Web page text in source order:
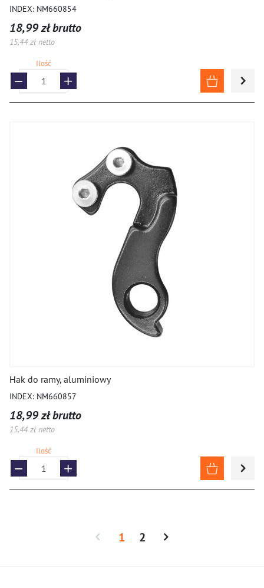
INDEX: NM660854
18,99 zł brutto
15,44 zł netto
Ilość
Hak do ramy, aluminiowy
INDEX: NM660857
18,99 zł brutto
15,44 zł netto
Ilość
1 2